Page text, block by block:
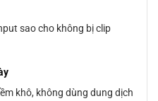
sao cho không bị clip
khô, không dùng dung dịch